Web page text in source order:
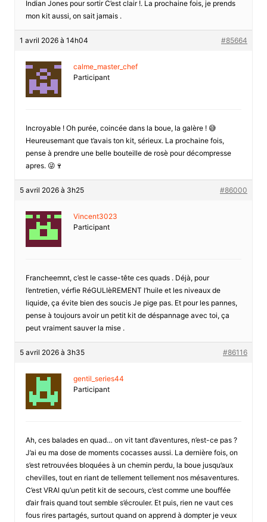
Indian Jones pour sortir C’est clair !. La prochaine fois, je prends
mon kit aussi, on sait jamais .
1 avril 2026 à 14h04 #85664
calme_master_chef
Participant
Incroyable ! Oh purée, coincée dans la boue, la galère ! 😅
Heureusemant que t’avais ton kit, sérieux. La prochaine fois,
pense à prendre une belle bouteille de rosè pour décompresse
apres. 😜🍷
5 avril 2026 à 3h25 #86000
Vincent3023
Participant
Francheemnt, c’est le casse-tête ces quads . Déjà, pour
l’entretien, vérfie RéGULIèREMENT l’huile et les niveaux de
liquide, ça évite bien des soucis Je pige pas. Et pour les pannes,
pense à toujours avoir un petit kit de déspannage avec toi, ça
peut vraiment sauver la mise .
5 avril 2026 à 3h35 #86116
gentil_series44
Participant
Ah, ces balades en quad… on vit tant d’aventures, n’est-ce pas ?
J’ai eu ma dose de moments cocasses aussi. La dernière fois, on
s’est retrouvées bloquées à un chemin perdu, la boue jusqu’aux
chevilles, tout en riant de tellement tellement nos mésaventures.
C’est VRAI qu’un petit kit de secours, c’est comme une bouffée
d’air frais quand tout semble s’écrouler. Et puis, rien ne vaut ces
fous rires partagés, surtout quand on apprend à dompter je veux